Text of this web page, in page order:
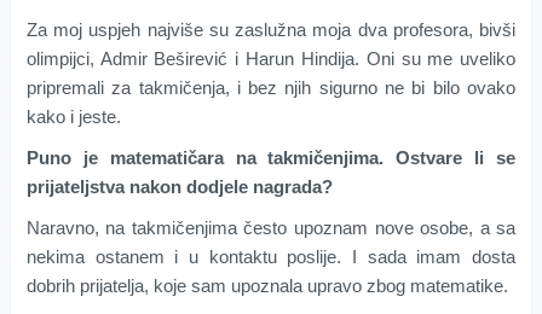
Za moj uspjeh najviše su zaslužna moja dva profesora, bivši
olimpijci, Admir Beširević i Harun Hindija. Oni su me uveliko
pripremali za takmičenja, i bez njih sigurno ne bi bilo ovako
kako i jeste.
Puno je matematičara na takmičenjima. Ostvare li se
prijateljstva nakon dodjele nagrada?
Naravno, na takmičenjima često upoznam nove osobe, a sa
nekima ostanem i u kontaktu poslije. I sada imam dosta
dobrih prijatelja, koje sam upoznala upravo zbog matematike.